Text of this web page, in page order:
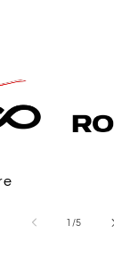
1 /af
5